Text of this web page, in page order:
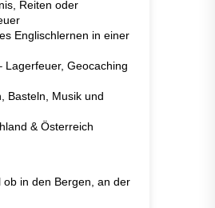
Reiten oder
Englischlernen in einer
Lagerfeuer, Geocaching
Basteln, Musik und
& Österreich
in den Bergen, an der